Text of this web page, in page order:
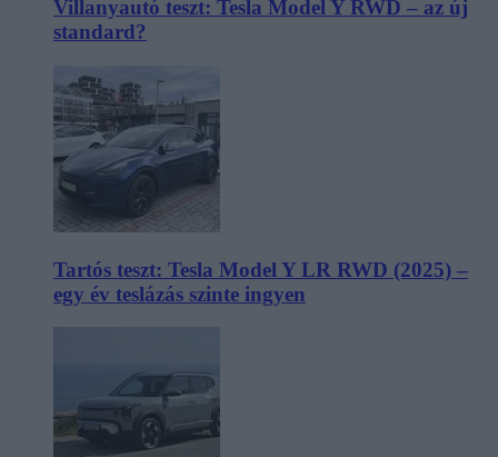
Villanyautó teszt: Tesla Model Y RWD – az új
standard?
Tartós teszt: Tesla Model Y LR RWD (2025) –
egy év teslázás szinte ingyen